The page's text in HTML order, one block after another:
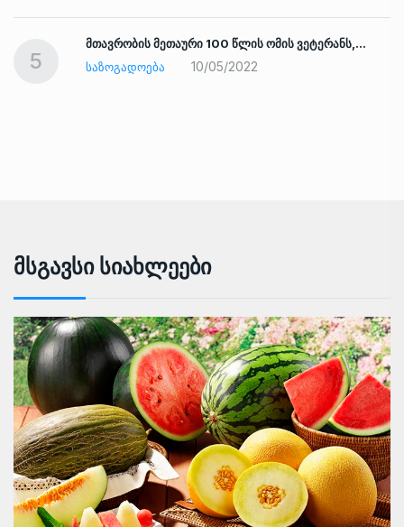
5
მთავრობის მეთაური 100 წლის ომის ვეტერანს,…
ᲡᲐᲖᲝᲒᲐᲓᲝᲔᲑᲐ
10/05/2022
Მსგავსი Სიახლეები